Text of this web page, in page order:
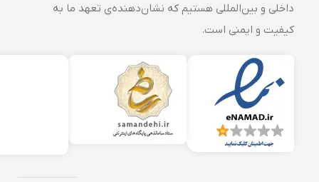
داخلی و بین‌المللی هستیم که نشان‌دهنده‌ی تعهد ما به
کیفیت و ایمنی است.